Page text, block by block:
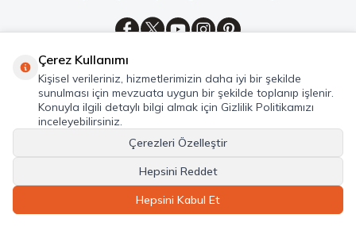
keşfedin ve kahve keyfinizi doyasıya yaşayın!
Çayın büyülü dünyasına hoş geldiniz! Sonsepet, çay tutkunlarının
hayallerini süsleyenMahmood Teaçeşitlerini sizlerle buluşturuyor.
Seylan Çayı'nın benzersiz lezzetiyle tanışın ve çay demlemenin tadını
baştan yaşayın. Dökme çayın gizemli aroması ve sallama çayın taze
ferahlığı arasında kaybolmaya ne dersiniz?
Marka denildiğinde akla gelen ilk isim olan
ile kalite ve
lezzetin bir arada yaşayın. Sonsepet'in çay dünyasında her bir yaprak,
size özeldir. En taze çay yaprakları, en güzel demleme teknikleri ve en
zarif sunumlarla çay keyfinizi doruklara taşıyabilirsiniz.. Şimdi,
Sonsepet'in çay kategorisini keşfe çıkın ve çayın büyülü dünyasında
Kategoriler
Hızlı Erişim
Hakkımızda
© Sonsepet 2026 -Tüm Hakları Saklıdır.
Çerez Kullanımı
Kişisel verileriniz, hizmetlerimizin daha iyi bir şekilde
sunulması için mevzuata uygun bir şekilde toplanıp işlenir.
Konuyla ilgili detaylı bilgi almak için Gizlilik Politikamızı
inceleyebilirsiniz.
Çerezleri Özelleştir
Hepsini Reddet
Hepsini Kabul Et